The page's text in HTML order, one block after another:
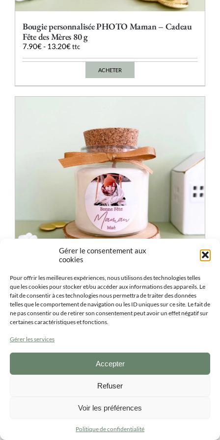
Gérer le consentement aux
cookies
Pour offrir les meilleures expériences, nous utilisons des technologies telles
que les cookies pour stocker et/ou accéder aux informations des appareils. Le
fait de consentir à ces technologies nous permettra de traiter des données
telles que le comportement de navigation ou les ID uniques sur ce site. Le fait de
ne pas consentir ou de retirer son consentement peut avoir un effet négatif sur
certaines caractéristiques et fonctions.
Gérer les services
Accepter
Refuser
Voir les préférences
Politique de confidentialité
Bougie personnalisée PHOTO Maman – Cadeau
Fête des Mères 80 g
7.90€- 13.20€ ttc
ACHETER
Ce
options
peuvent
être
choisies
sur
la
page
du
produit
Bougie personnalisée PHOTO Fête des Mères 140
g
9.90€-16.40€ ttc
a
plusieurs
variations.
peuvent
choisies